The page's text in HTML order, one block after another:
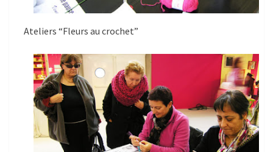
Ateliers “Fleurs au crochet”